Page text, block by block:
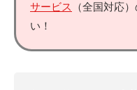
サービス
（全国対応
い！